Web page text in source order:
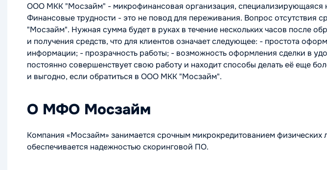
ООО МКК "Мосзайм" - микрофинансовая организация, специализирующаяся
Финансовые трудности - это не повод для переживания. Вопрос отсутствия
"Мосзайм". Нужная сумма будет в руках в течение нескольких часов после
и получения средств, что для клиентов означает следующее: - простота
информации; - прозрачность работы; - возможность оформления сделки в
постоянно совершенствует свою работу и находит способы делать её еще
и выгодно, если обратиться в ООО МКК "Мосзайм".
О МФО Мосзайм
Компания «Мосзайм» занимается срочным микрокредитованием
обеспечивается надежностью скоринговой ПО.